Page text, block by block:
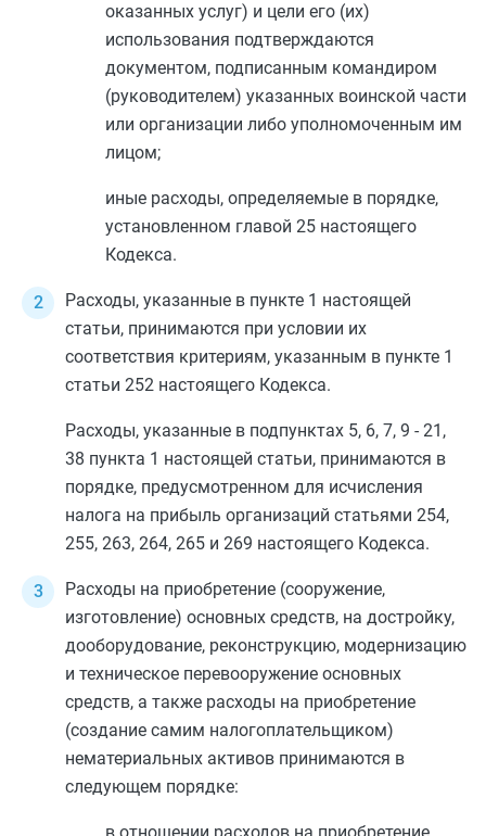
оказанных услуг) и цели его (их)
использования подтверждаются
документом, подписанным командиром
(руководителем) указанных воинской части
или организации либо уполномоченным им
лицом;
иные расходы, определяемые в порядке,
установленном главой 25 настоящего
Кодекса.
Расходы, указанные в пункте 1 настоящей
статьи, принимаются при условии их
соответствия критериям, указанным в пункте 1
статьи 252 настоящего Кодекса.
Расходы, указанные в подпунктах 5, 6, 7, 9 - 21 ,
38 пункта 1 настоящей статьи, принимаются в
порядке, предусмотренном для исчисления
налога на прибыль организаций статьями 254,
255, 263, 264, 265 и 269 настоящего Кодекса.
Расходы на приобретение (сооружение,
изготовление) основных средств, на достройку,
дооборудование, реконструкцию, модернизацию
и техническое перевооружение основных
средств, а также расходы на приобретение
(создание самим налогоплательщиком)
нематериальных активов принимаются в
следующем порядке: